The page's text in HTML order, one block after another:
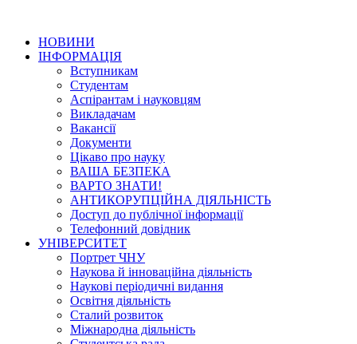
НОВИНИ
ІНФОРМАЦІЯ
Вступникам
Студентам
Аспірантам і науковцям
Викладачам
Вакансії
Документи
Цікаво про науку
ВАША БЕЗПЕКА
ВАРТО ЗНАТИ!
АНТИКОРУПЦІЙНА ДІЯЛЬНІСТЬ
Доступ до публічної інформації
Телефонний довідник
УНІВЕРСИТЕТ
Портрет ЧНУ
Наукова й інноваційна діяльність
Наукові періодичні видання
Освітня діяльність
Сталий розвиток
Міжнародна діяльність